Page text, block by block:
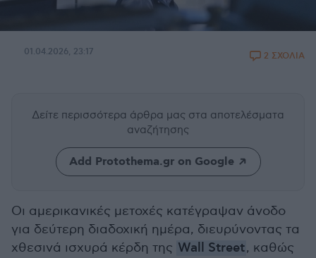
01.04.2026, 23:17 2 ΣΧΟΛΙΑ
Δείτε περισσότερα άρθρα μας στα αποτελέσματα
αναζήτησης
Add Protothema.gr on Google
Οι αμερικανικές μετοχές κατέγραψαν άνοδο
για δεύτερη διαδοχική ημέρα, διευρύνοντας τα
χθεσινά ισχυρά κέρδη της Wall Street, καθώς